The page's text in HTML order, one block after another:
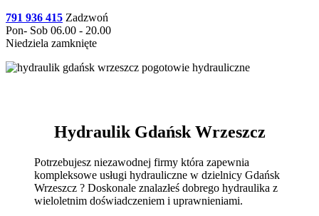
791 936 415 Zadzwoń
Pon- Sob 06.00 - 20.00
Niedziela zamknięte
Hydraulik Gdańsk Wrzeszcz
Potrzebujesz niezawodnej firmy która zapewnia
kompleksowe usługi hydrauliczne w dzielnicy Gdańsk
Wrzeszcz ? Doskonale znalazłeś dobrego hydraulika z
wieloletnim doświadczeniem i uprawnieniami.